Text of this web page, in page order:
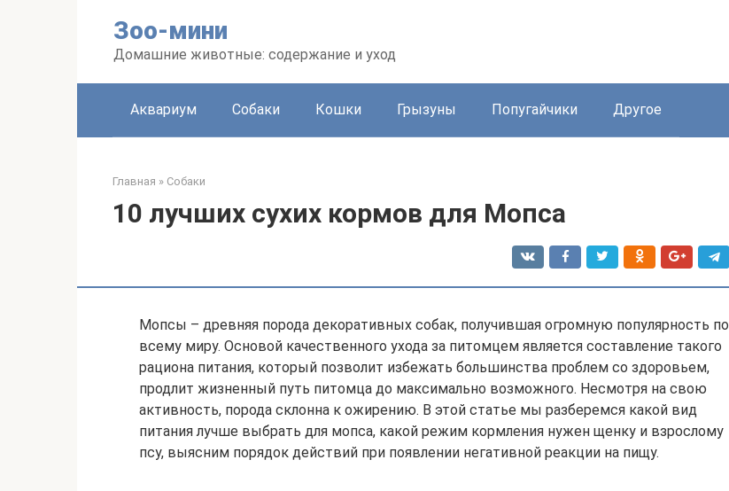
Зоо-мини
Домашние животные: содержание и уход
Аквариум Собаки Кошки Грызуны Попугайчики Другое
Главная » Собаки
10 лучших сухих кормов для Мопса
Мопсы – древняя порода декоративных собак, получившая огромную популярность по
всему миру. Основой качественного ухода за питомцем является составление такого
рациона питания, который позволит избежать большинства проблем со здоровьем,
продлит жизненный путь питомца до максимально возможного. Несмотря на свою
активность, порода склонна к ожирению. В этой статье мы разберемся какой вид
питания лучше выбрать для мопса, какой режим кормления нужен щенку и взрослому
псу, выясним порядок действий при появлении негативной реакции на пищу.